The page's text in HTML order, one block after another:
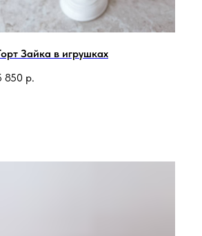
Зайка в игрушках
850 р.